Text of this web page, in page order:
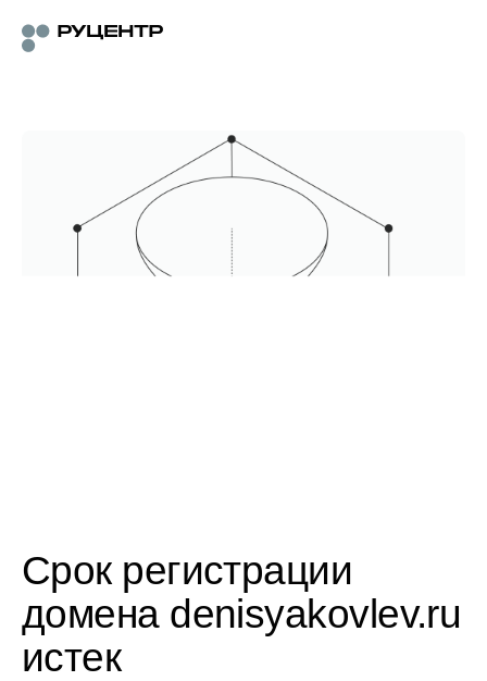
Срок регистрации
домена denisyakovlev.ru
истек